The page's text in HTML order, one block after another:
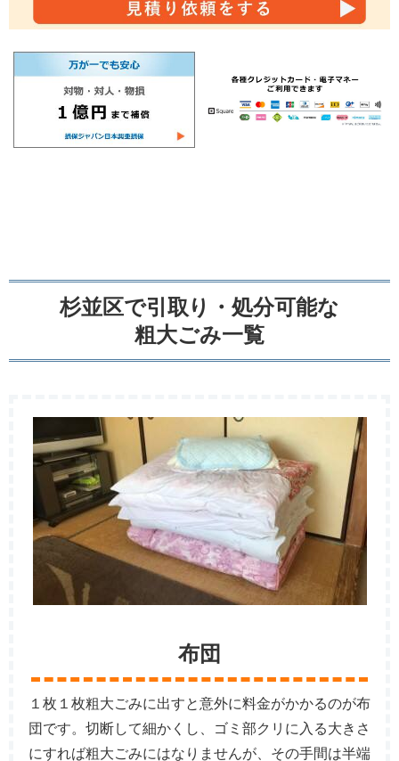
杉並区で引取り・処分可能な
粗大ごみ一覧
布団
１枚１枚粗大ごみに出すと意外に料金がかかるのが布
団です。切断して細かくし、ゴミ部クリに入る大きさ
にすれば粗大ごみにはなりませんが、その手間は半端